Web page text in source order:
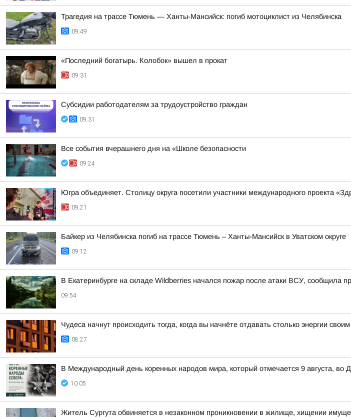
Трагедия на трассе Тюмень — Ханты-Мансийск: погиб мотоциклист из Челябинска
09:49
«Последний богатырь. Колобок» вышел в прокат
09:31
Субсидии работодателям за трудоустройство граждан
09:31
Все события вчерашнего дня на «Школе безопасности
09:24
Югра объединяет. Столицу округа посетили участники международного проекта
09:21
Байкер из Челябинска погиб на трассе Тюмень – Ханты-Мансийск в Уватском округе
09:12
В Екатеринбурге на складе Wildberries начался пожар после атаки ВСУ, сообщила
09:54
Чудеса начнут происходить тогда, когда вы начнёте отдавать столько энергии
08:27
В Международный день коренных народов мира, который отмечается 9 августа, во
10:05
Житель Сургута обвиняется в незаконном проникновении в жилище, хищении